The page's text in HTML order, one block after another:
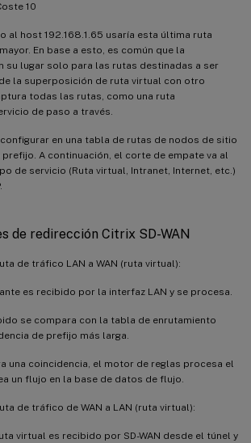
10
al host 192.168.1.65 usaría esta última ruta
En base a esto, es común que la
su lugar solo para las rutas destinadas a ser
la superposición de ruta virtual con otro
todas las rutas, como una ruta
de paso a través.
en una tabla de rutas de nodos de sitio
A continuación, el corte de empate va al
de servicio (Ruta virtual, Intranet, Internet, etc.)
de redirección Citrix SD-WAN
de tráfico LAN a WAN (ruta virtual):
es recibido por la interfaz LAN y se procesa.
se compara con la tabla de enrutamiento
de prefijo más larga.
una coincidencia, el motor de reglas procesa el
un flujo en la base de datos de flujo.
de tráfico de WAN a LAN (ruta virtual):
virtual es recibido por SD-WAN desde el túnel y